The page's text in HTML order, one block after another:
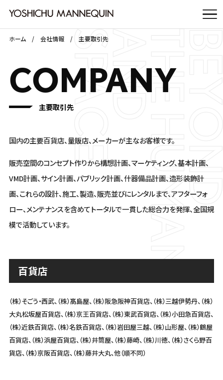
ホーム 会社情報 主要取引先
COMPANY
主要取引先
国内の主要百貨店、量販店、メーカーが主なお客様です。
販売空間のコンセプト作りから構想計画、マーケティング、基本計画、
VMD計画、サイン計画、パブリック計画、什器備品計画、造形装飾計
画、これらの設計、施工、製造、販売並びにレンタルまで、アフターフォ
ロー、メンテナンスを含めてトータルで一貫した総合力を発揮、全国規
模で活動しています。
百貨店
（株）そごう・西武、（株）髙島屋、（株）阪急阪神百貨店、（株）三越伊勢丹、（株）
大丸松坂屋百貨店、（株）京王百貨店、 （株）東武百貨店、（株）小田急百貨店、
（株）近鉄百貨店、（株）名鉄百貨店、（株）岩田屋三越、（株）山形屋、（株）鶴屋
百貨店、 （株）浜屋百貨店、（株）井筒屋、（株）藤崎、（株）川徳、（株）さくら野百
貨店、（株）京阪百貨店、（株）藤井大丸、他（順不同）